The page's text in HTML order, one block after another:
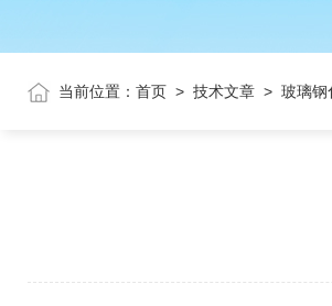
当前位置： 首页 > 技术文章 > 玻璃钢